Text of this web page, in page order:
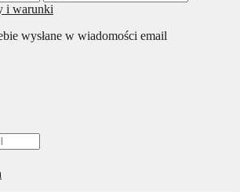
i warunki
wysłane w wiadomości email